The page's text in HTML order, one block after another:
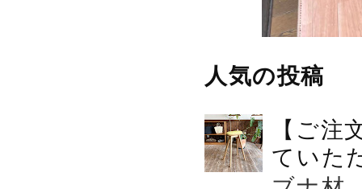
人気の投稿
【ご
ていた